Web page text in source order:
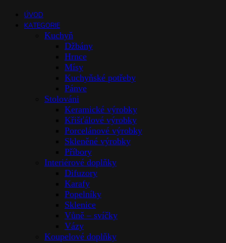
ÚVOD
KATEGORIE
Kuchyň
Džbány
Hrnce
Mísy
Kuchyňské potřeby
Pánve
Stolováni
Keramické výrobky
Křišťálové výrobky
Porcelánové výrobky
Skleněné výrobky
Příbory
Interiérové doplňky
Difuzory
Karafy
Popelníky
Sklenice
Vůně – svíčky
Vázy
Koupelové doplňky